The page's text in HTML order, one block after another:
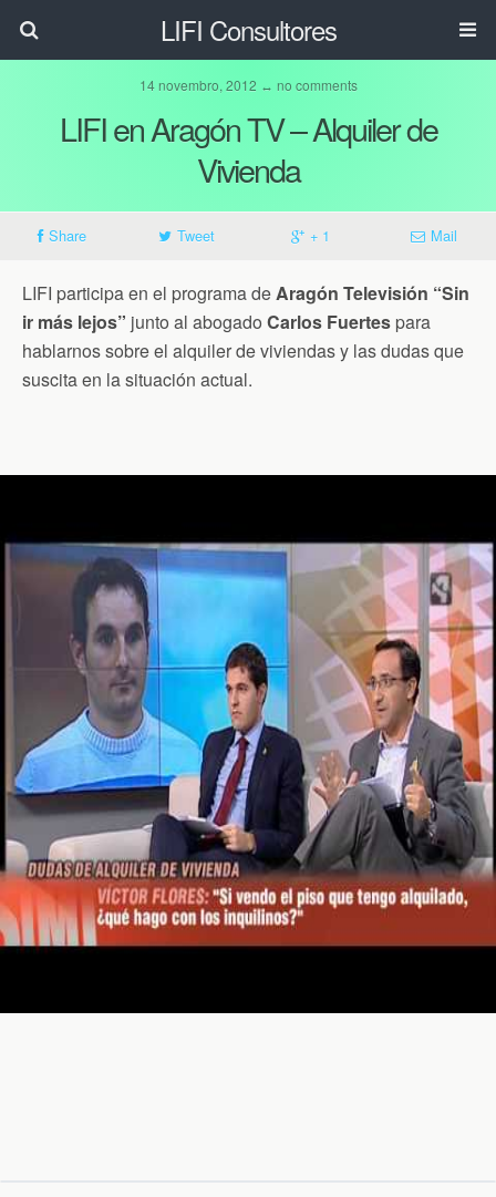
LIFI Consultores
14 novembro, 2012 ↔ no comments
LIFI en Aragón TV – Alquiler de
Vivienda
Share Tweet + 1 Mail
LIFI participa en el programa deAragón Televisión “Sin
ir más lejos” junto al abogado Carlos Fuertes para
hablarnos sobre el alquiler de viviendas y las dudas que
suscita en la situación actual.